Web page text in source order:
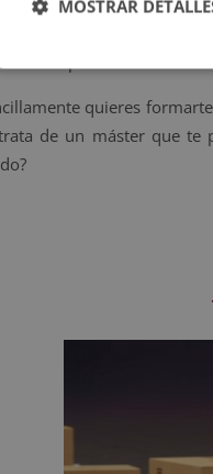
y la realización de las
conocerán el
los procesos de
quieres
de un máster que
MOSTRAR